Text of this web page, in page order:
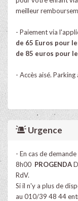
meilleur
- Paiement via
de 65 Euros pour
de 85 euros pour
- Accès aisé. Parking
Urgence
- En cas de demande
8h00 PROGENDA
RdV.
Si il n'y a plus de
au 010/39 48 44